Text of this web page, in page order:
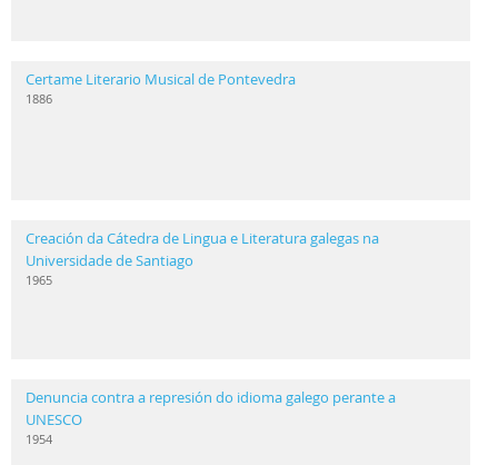
Certame Literario Musical de Pontevedra
1886
Creación da Cátedra de Lingua e Literatura galegas na
Universidade de Santiago
1965
Denuncia contra a represión do idioma galego perante a
UNESCO
1954